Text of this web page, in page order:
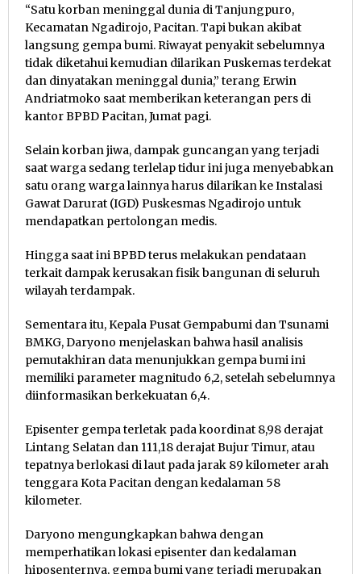
“Satu korban meninggal dunia di Tanjungpuro,
Kecamatan Ngadirojo, Pacitan. Tapi bukan akibat
langsung gempa bumi. Riwayat penyakit sebelumnya
tidak diketahui kemudian dilarikan Puskemas terdekat
dan dinyatakan meninggal dunia,” terang Erwin
Andriatmoko saat memberikan keterangan pers di
kantor BPBD Pacitan, Jumat pagi.
Selain korban jiwa, dampak guncangan yang terjadi
saat warga sedang terlelap tidur ini juga menyebabkan
satu orang warga lainnya harus dilarikan ke Instalasi
Gawat Darurat (IGD) Puskesmas Ngadirojo untuk
mendapatkan pertolongan medis.
Hingga saat ini BPBD terus melakukan pendataan
terkait dampak kerusakan fisik bangunan di seluruh
wilayah terdampak.
Sementara itu, Kepala Pusat Gempabumi dan Tsunami
BMKG, Daryono menjelaskan bahwa hasil analisis
pemutakhiran data menunjukkan gempa bumi ini
memiliki parameter magnitudo 6,2, setelah sebelumnya
diinformasikan berkekuatan 6,4.
Episenter gempa terletak pada koordinat 8,98 derajat
Lintang Selatan dan 111,18 derajat Bujur Timur, atau
tepatnya berlokasi di laut pada jarak 89 kilometer arah
tenggara Kota Pacitan dengan kedalaman 58
kilometer.
Daryono mengungkapkan bahwa dengan
memperhatikan lokasi episenter dan kedalaman
hiposenternya, gempa bumi yang terjadi merupakan